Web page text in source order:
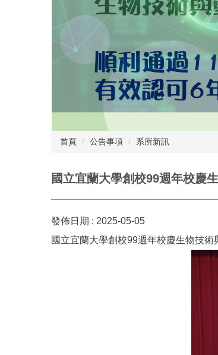
首頁 公告事項 系所新訊
國立宜蘭大學創校99週年校慶
發佈日期 : 2025-05-05
國立宜蘭大學創校99週年校慶生物技